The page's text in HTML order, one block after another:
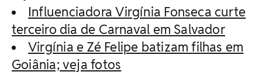
Influenciadora Virgínia Fonseca curte
terceiro dia de Carnaval em Salvador
Virgínia e Zé Felipe batizam filhas em
Goiânia; veja fotos